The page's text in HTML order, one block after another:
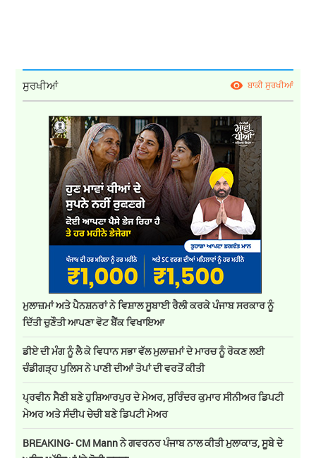
ਸੁਰਖੀਆਂ ਬਾਕੀ ਸੁਰਖੀਆਂ
ਮੁਲਾਜ਼ਮਾਂ ਅਤੇ ਪੈਨਸ਼ਨਰਾਂ ਨੇ ਵਿਸ਼ਾਲ ਸੂਬਾਈ ਰੈਲੀ ਕਰਕੇ ਪੰਜਾਬ ਸਰਕਾਰ ਨੂੰ
ਦਿੱਤੀ ਚੁਣੌਤੀ ਆਪਣਾ ਵੋਟ ਬੈਂਕ ਵਿਖਾਇਆ
ਡੀਏ ਦੀ ਮੰਗ ਨੂੰ ਲੈ ਕੇ ਵਿਧਾਨ ਸਭਾ ਵੱਲ ਮੁਲਾਜ਼ਮਾਂ ਦੇ ਮਾਰਚ ਨੂੰ ਰੋਕਣ ਲਈ
ਚੰਡੀਗੜ੍ਹ ਪੁਲਿਸ ਨੇ ਪਾਣੀ ਦੀਆਂ ਤੋਪਾਂ ਦੀ ਵਰਤੋਂ ਕੀਤੀ
ਪ੍ਰਵੀਨ ਸੈਣੀ ਬਣੇ ਹੁਸ਼ਿਆਰਪੁਰ ਦੇ ਮੇਅਰ, ਸੁਰਿੰਦਰ ਕੁਮਾਰ ਸੀਨੀਅਰ ਡਿਪਟੀ
ਮੇਅਰ ਅਤੇ ਸੰਦੀਪ ਚੇਚੀ ਬਣੇ ਡਿਪਟੀ ਮੇਅਰ
BREAKING- CM Mann ਨੇ ਗਵਰਨਰ ਪੰਜਾਬ ਨਾਲ ਕੀਤੀ ਮੁਲਾਕਾਤ, ਸੂਬੇ ਦੇ